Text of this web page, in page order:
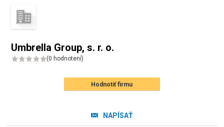
Umbrella Group, s. r. o.
(0 hodnotení)
Hodnotiť firmu
NAPÍSAŤ